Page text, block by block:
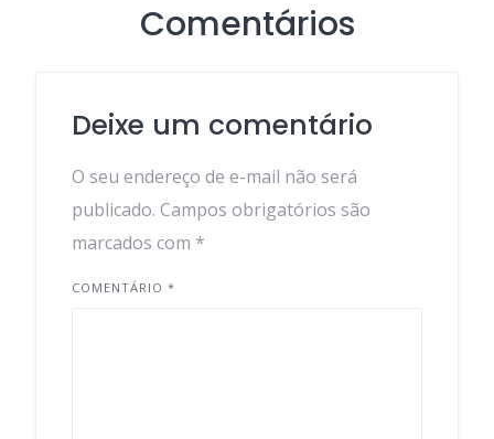
Comentários
Deixe um comentário
O seu endereço de e-mail não será
publicado. Campos obrigatórios são
marcados com *
COMENTÁRIO *